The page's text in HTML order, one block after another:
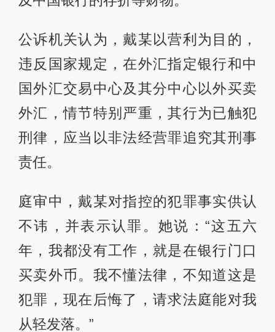
公诉机关认为，戴某以营利为目的，
违反国家规定，在外汇指定银行和中
国外汇交易中心及其分中心以外买卖
外汇，情节特别严重，其行为已触犯
刑律，应当以非法经营罪追究其刑事
责任。
庭审中，戴某对指控的犯罪事实供认
不讳，并表示认罪。她说：“这五六
年，我都没有工作，就是在银行门口
买卖外币。我不懂法律，不知道这是
犯罪，现在后悔了，请求法庭能对我
从轻发落。”